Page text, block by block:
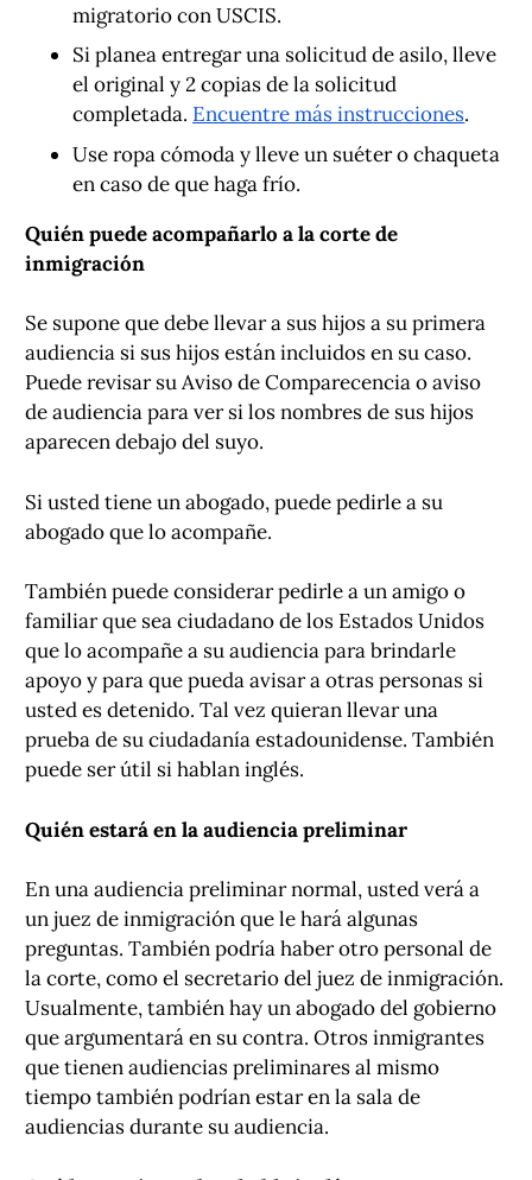
migratorio con USCIS.
Si planea entregar una solicitud de asilo, lleve
el original y 2 copias de la solicitud
completada. Encuentre más instrucciones.
Use ropa cómoda y lleve un suéter o chaqueta
en caso de que haga frío.
Quién puede acompañarlo a la corte de
inmigración
Se supone que debe llevar a sus hijos a su primera
audiencia si sus hijos están incluidos en su caso.
Puede revisar su Aviso de Comparecencia o aviso
de audiencia para ver si los nombres de sus hijos
aparecen debajo del suyo.
Si usted tiene un abogado, puede pedirle a su
abogado que lo acompañe.
También puede considerar pedirle a un amigo o
familiar que sea ciudadano de los Estados Unidos
que lo acompañe a su audiencia para brindarle
apoyo y para que pueda avisar a otras personas si
usted es detenido. Tal vez quieran llevar una
prueba de su ciudadanía estadounidense. También
puede ser útil si hablan inglés.
Quién estará en la audiencia preliminar
En una audiencia preliminar normal, usted verá a
un juez de inmigración que le hará algunas
preguntas. También podría haber otro personal de
la corte, como el secretario del juez de inmigración.
Usualmente, también hay un abogado del gobierno
que argumentará en su contra. Otros inmigrantes
que tienen audiencias preliminares al mismo
tiempo también podrían estar en la sala de
audiencias durante su audiencia.